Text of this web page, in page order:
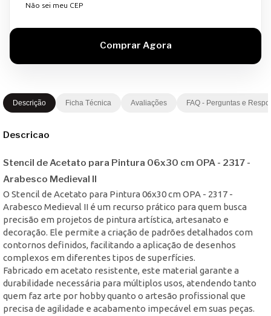
Não sei meu CEP
Descrição Ficha Técnica Avaliações FAQ - Perguntas e
Descricao
Stencil de Acetato para Pintura 06x30 cm OPA - 2317 -
Arabesco Medieval II
O Stencil de Acetato para Pintura 06x30 cm OPA - 2317 -
Arabesco Medieval II é um recurso prático para quem busca
precisão em projetos de pintura artística, artesanato e
decoração. Ele permite a criação de padrões detalhados com
contornos definidos, facilitando a aplicação de desenhos
complexos em diferentes tipos de superfícies.
Fabricado em acetato resistente, este material garante a
durabilidade necessária para múltiplos usos, atendendo tanto
quem faz arte por hobby quanto o artesão profissional que
precisa de agilidade e acabamento impecável em suas peças.